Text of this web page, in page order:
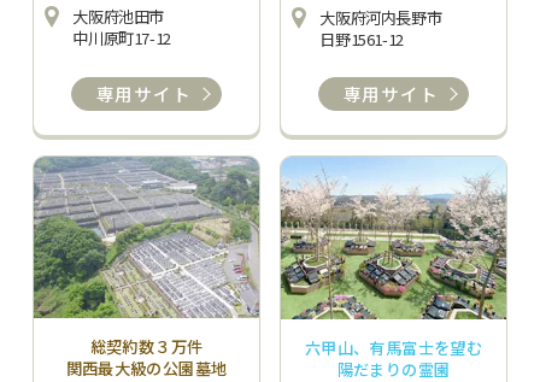
大阪府池田市
中川原町17-12
専用サイト
大阪府河内長野市
日野1561-12
専用サイト
総契約数３万件
関西最大級の公園墓地
六甲山、有馬富士を望む
陽だまりの霊園